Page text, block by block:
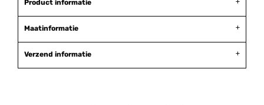
Product informatie
Maatinformatie
Verzend informatie